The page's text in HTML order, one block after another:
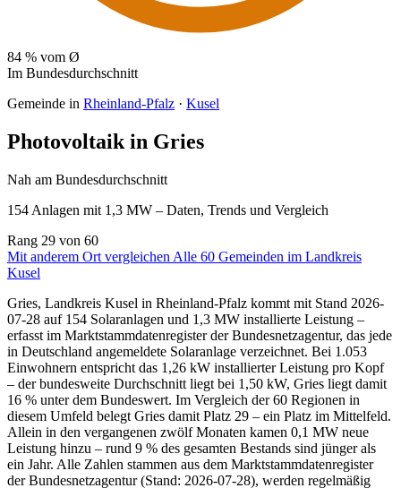
84 % vom Ø
Im Bundesdurchschnitt
Gemeinde in Rheinland-Pfalz · Kusel
Photovoltaik in Gries
Nah am Bundesdurchschnitt
154 Anlagen mit 1,3 MW – Daten, Trends und Vergleich
Rang 29 von 60
Mit anderem Ort vergleichen Alle 60 Gemeinden im Landkreis
Kusel
Gries, Landkreis Kusel in Rheinland-Pfalz kommt mit Stand 2026-
07-28 auf 154 Solaranlagen und 1,3 MW installierte Leistung –
erfasst im Marktstammdatenregister der Bundesnetzagentur, das jede
in Deutschland angemeldete Solaranlage verzeichnet. Bei 1.053
Einwohnern entspricht das 1,26 kW installierter Leistung pro Kopf
– der bundesweite Durchschnitt liegt bei 1,50 kW, Gries liegt damit
16 % unter dem Bundeswert. Im Vergleich der 60 Regionen in
diesem Umfeld belegt Gries damit Platz 29 – ein Platz im Mittelfeld.
Allein in den vergangenen zwölf Monaten kamen 0,1 MW neue
Leistung hinzu – rund 9 % des gesamten Bestands sind jünger als
ein Jahr. Alle Zahlen stammen aus dem Marktstammdatenregister
der Bundesnetzagentur (Stand: 2026-07-28), werden regelmäßig